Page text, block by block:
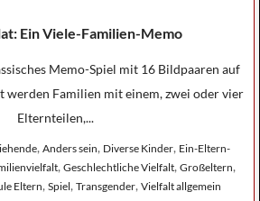
Ein Viele-Familien-Memo
Memo-Spiel mit 16 Bildpaaren auf
werden Familien mit einem, zwei oder vier
Elternteilen,...
, Anders sein, Diverse Kinder, Ein-Eltern-
, Geschlechtliche Vielfalt, Großeltern,
Eltern, Spiel, Transgender, Vielfalt allgemein